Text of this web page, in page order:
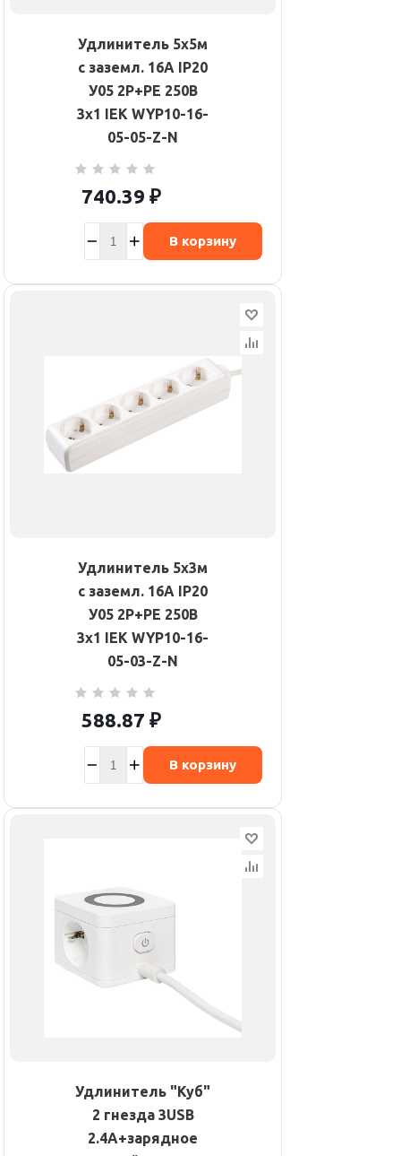
Удлинитель 5х5м
с заземл. 16А IP20
У05 2P+PE 250В
3х1 IEK WYP10-16-
05-05-Z-N
740.39 ₽
В корзину
Удлинитель 5х3м
с заземл. 16А IP20
У05 2P+PE 250В
3х1 IEK WYP10-16-
05-03-Z-N
588.87 ₽
В корзину
Удлинитель "Куб"
2 гнезда 3USB
2.4А+зарядное